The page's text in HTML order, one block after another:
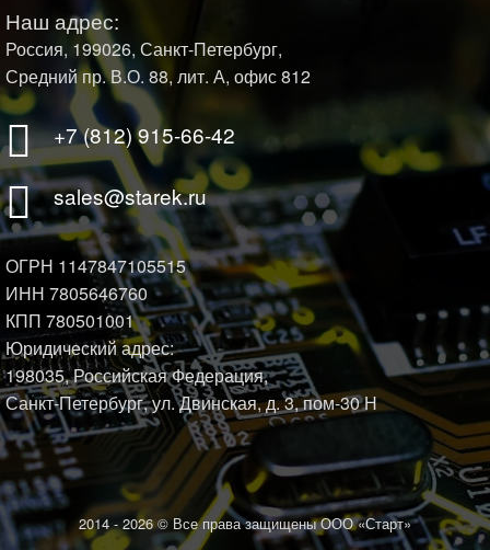
Наш адрес:
Россия, 199026, Санкт-Петербург,
Средний пр. В.О. 88, лит. А, офис 812
+7 (812) 915-66-42
sales@starek.ru
ОГРН 1147847105515
ИНН 7805646760
КПП 780501001
Юридический адрес:
198035, Российская Федерация,
Санкт-Петербург, ул. Двинская, д. 3, пом-30 Н
2014 -2026 © Все права защищены ООО «Старт»